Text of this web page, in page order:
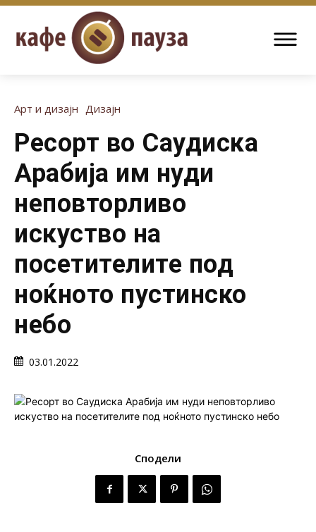
Арт и дизајн Дизајн
Ресорт во Саудиска
Арабија им нуди
неповторливо
искуство на
посетителите под
ноќното пустинско
небо
03.01.2022
Сподели